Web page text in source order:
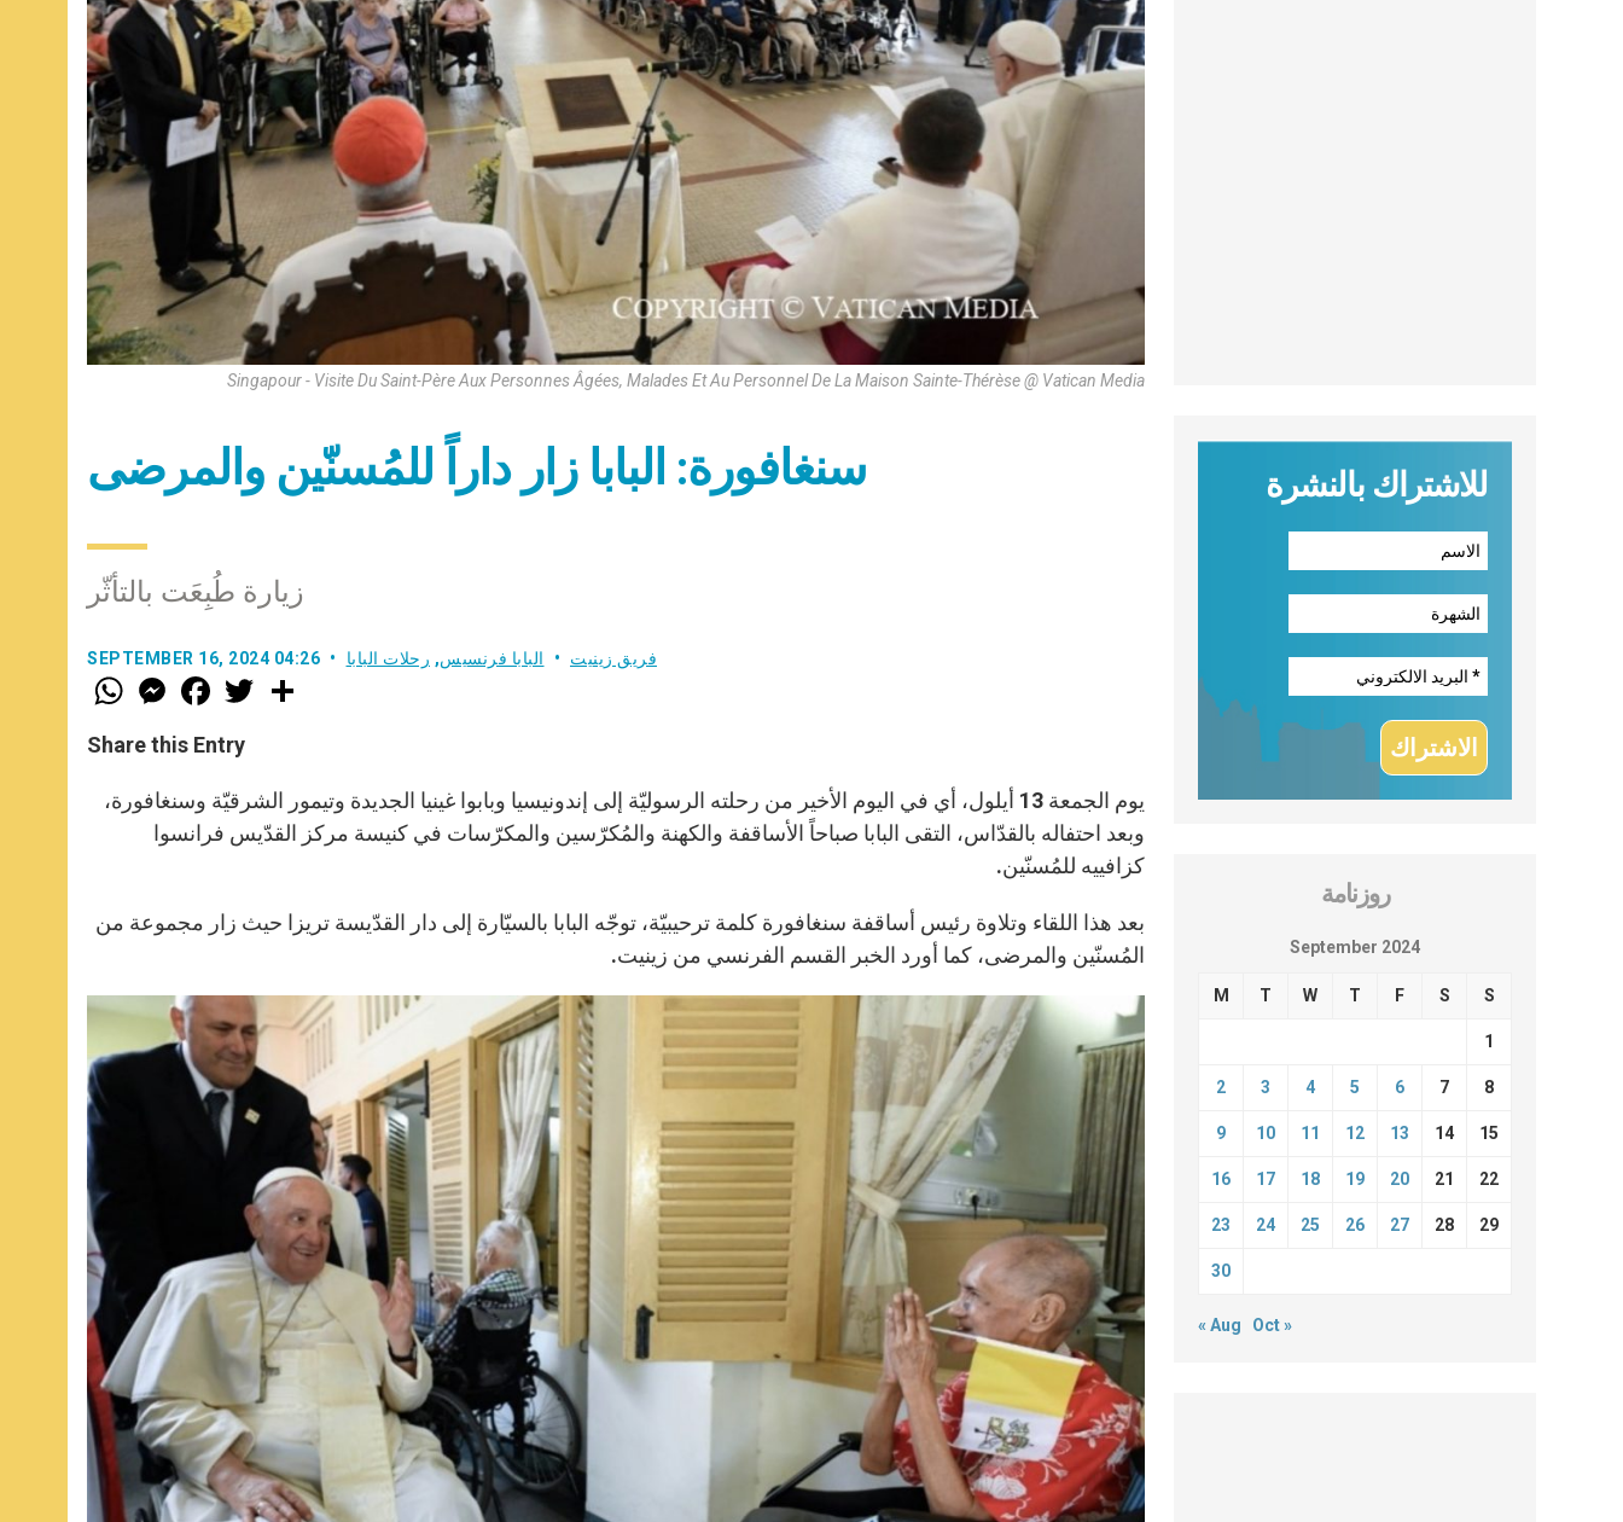
Singapour - Visite Du Saint-Père Aux Personnes Âgées, Malades Et Au Personnel De La Maison Sainte-Thérèse @ Vatican Media
سنغافورة: البابا زار داراً للمُسنّين والمرضى
زيارة طُبِعَت بالتأثّر
SEPTEMBER 16, 2024 04:26 فريق زينيت البابا فرنسيس, رحلات البابا
W
h
t
s
p
p
M
e
s
e
g
e
r
F
a
e
b
o
k
w
r
Share this Entry
يوم الجمعة 13 أيلول، أي في اليوم الأخير من رحلته الرسوليّة إلى إندونيسيا وبابوا غينيا الجديدة وتيمور الشرقيّة وسنغافورة،
وبعد احتفاله بالقدّاس، التقى البابا صباحاً الأساقفة والكهنة والمُكرّسين والمكرّسات في كنيسة مركز القدّيس فرانسوا
كزافييه للمُسنّين.
بعد هذا اللقاء وتلاوة رئيس أساقفة سنغافورة كلمة ترحيبيّة، توجّه البابا بالسيّارة إلى دار القدّيسة تريزا حيث زار مجموعة من
المُسنّين والمرضى، كما أورد الخبر القسم الفرنسي من زينيت.
للاشتراك بالنشرة
روزنامة
September 2024
M T W T F S S
1
2 3 4 5 6 7 8
9 10 11 12 13 14 15
16 17 18 19 20 21 22
23 24 25 26 27 28 29
30
« Aug Oct »